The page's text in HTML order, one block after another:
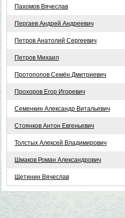
Пахомов Вячеслав
Пергаев Андрей Андреевич
Петров Анатолий Сергеевич
Петров Михаил
Протопопов Семён Дмитриевич
Прохоров Егор Игоревич
Семенкин Александр Витальевич
Стоянков Антон Евгеньевич
Толстых Алексей Владимирович
Шмаков Роман Александрович
Щетинин Вячеслав